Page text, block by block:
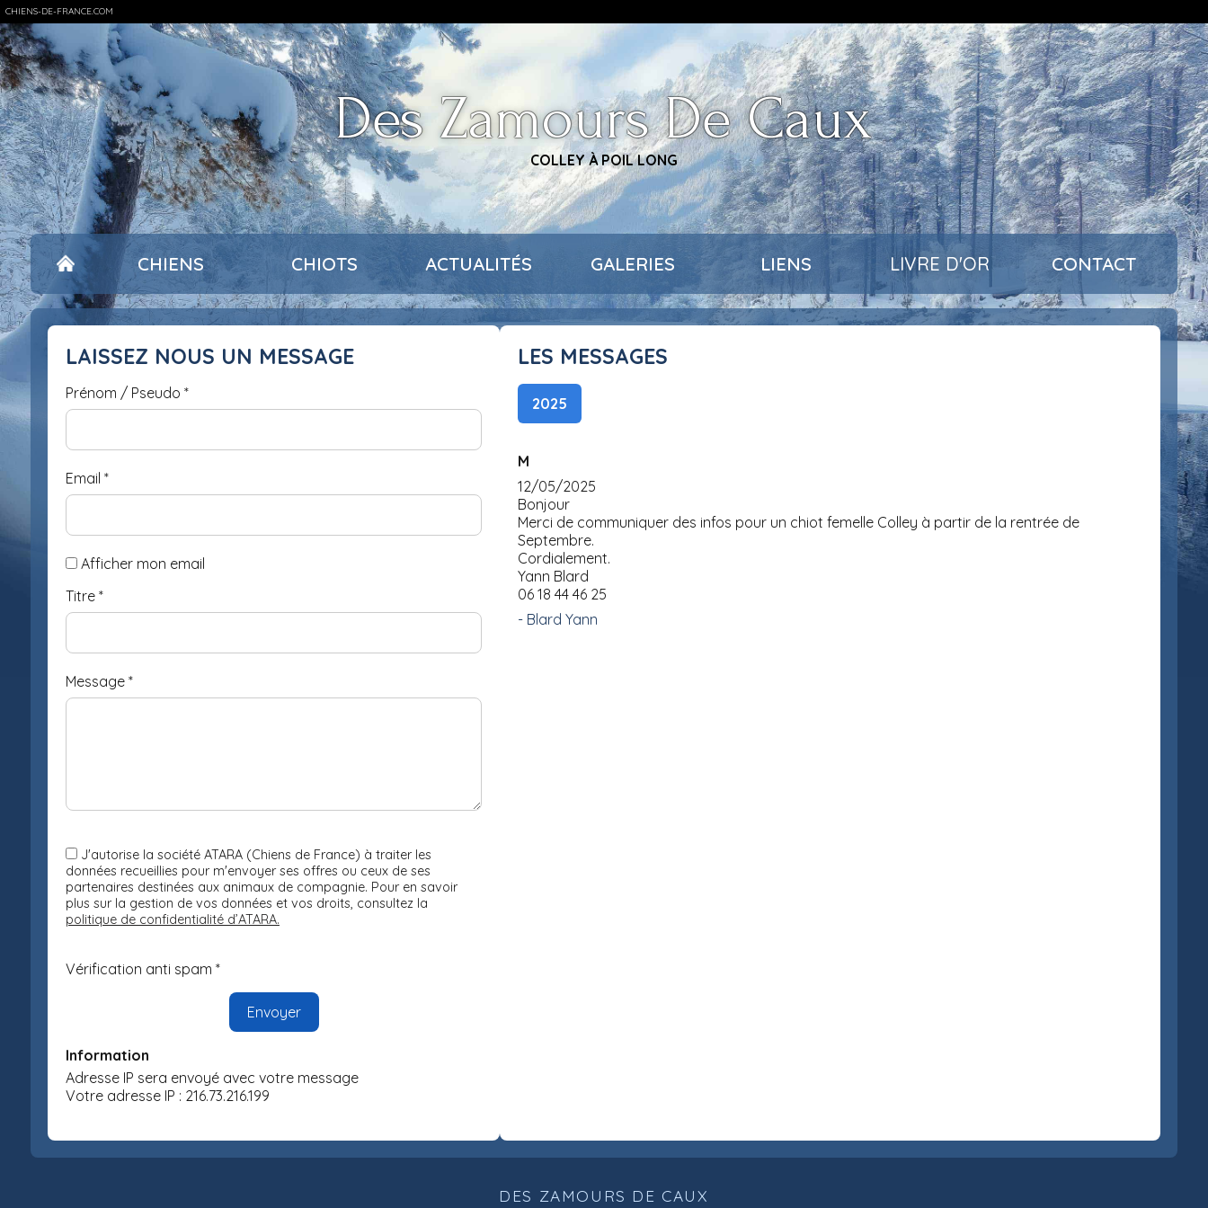
CHIENS-DE-FRANCE.COM
Des Zamours De Caux
COLLEY À POIL LONG
CHIENS CHIOTS ACTUALITÉS GALERIES LIENS LIVRE D'OR CONTACT
LAISSEZ NOUS UN MESSAGE
Prénom / Pseudo *
Email *
Afficher mon email
Titre *
Message *
J'autorise la société ATARA (Chiens de France) à traiter les
données recueillies pour m'envoyer ses offres ou ceux de ses
partenaires destinées aux animaux de compagnie. Pour en savoir
plus sur la gestion de vos données et vos droits, consultez la
politique de confidentialité d’ATARA.
Vérification anti spam *
Information
Adresse IP sera envoyé avec votre message
Votre adresse IP : 216.73.216.199
LES MESSAGES
2025
M
12/05/2025
Bonjour
Merci de communiquer des infos pour un chiot femelle Colley à partir de la rentrée de
Septembre.
Cordialement.
Yann Blard
06 18 44 46 25
- Blard Yann
DES ZAMOURS DE CAUX